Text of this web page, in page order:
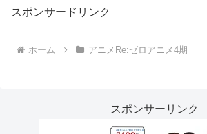
スポンサードリンク
ホーム アニメRe:ゼロアニメ4期
スポンサーリンク